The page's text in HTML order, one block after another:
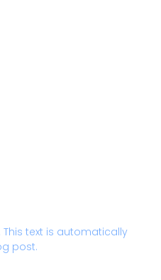
text is automatically
post.